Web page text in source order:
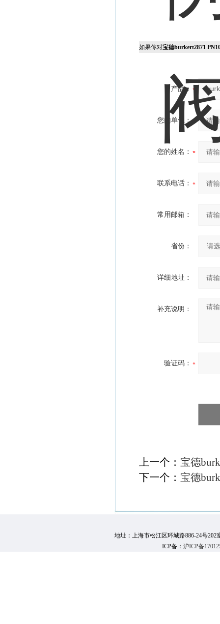
如果你对宝德burkert2871
产品：
您的单位：
您的姓名：
联系电话：
常用邮箱：
省份：
详细地址：
补充说明：
验证码：
上一个： 宝德
下一个： 宝德
地址：上海市松江区环城路886-24号202
ICP备： 沪ICP备